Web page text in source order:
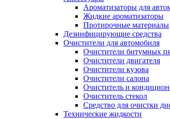
Ароматизаторы для
Жидкие ароматизаторы
Протирочные материалы
Дезинфицирующие средства
Очистители для автомобиля
Очистители битумных
Очистители двигателя
Очистители кузова
Очистители салона
Очиститель и
Очиститель стекол
Средство для очистки
Технические жидкости